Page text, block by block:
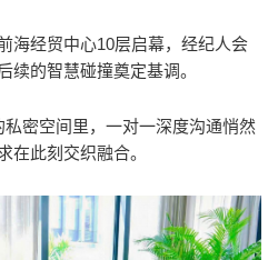
海经贸中心10层启幕，经纪人会
续的智慧碰撞奠定基调。
私密空间里，一对一深度沟通悄然
在此刻交织融合。